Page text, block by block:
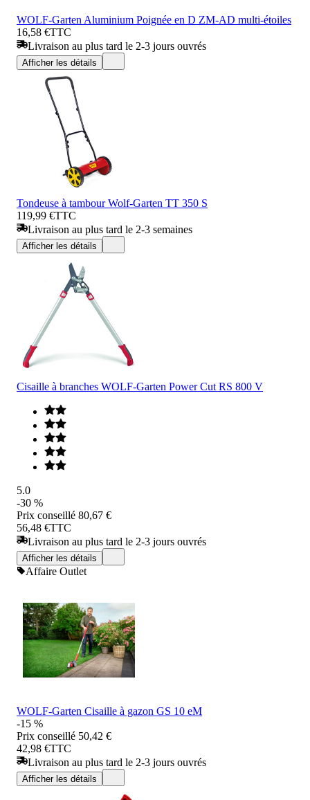
WOLF-Garten Aluminium Poignée en D ZM-AD multi-étoiles
16,58 €TTC
Livraison au plus tard le 2-3 jours ouvrés
Afficher les détails
Tondeuse à tambour Wolf-Garten TT 350 S
119,99 €TTC
Livraison au plus tard le 2-3 semaines
Afficher les détails
Cisaille à branches WOLF-Garten Power Cut RS 800 V
5.0
-30 %
Prix conseillé 80,67 €
56,48 €TTC
Livraison au plus tard le 2-3 jours ouvrés
Afficher les détails
Affaire Outlet
WOLF-Garten Cisaille à gazon GS 10 eM
-15 %
Prix conseillé 50,42 €
42,98 €TTC
Livraison au plus tard le 2-3 jours ouvrés
Afficher les détails